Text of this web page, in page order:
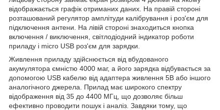
відображається графік отриманих даних. На правій стороні
розташований регулятор амплітуди калібрування і роз'єм для
підключення антени. На лівій стороні знаходиться кнопка
включення / виключення, світлодіодний індикатор роботи
приладу і micro USB роз'єм для зарядки.
Живлення приладу здійснюється від вбудованого
акумулятора ємністю 4000 маг, а його зарядка відбувається за
допомогою USB кабелю від адаптера живлення 5В або іншого
аналогічного джерела. Прилад має широкого спектру
відображення від 35 до 4400 МГц, що дозволяє більш
ефективно проводити пошук і аналіз. Завдяки тому, що